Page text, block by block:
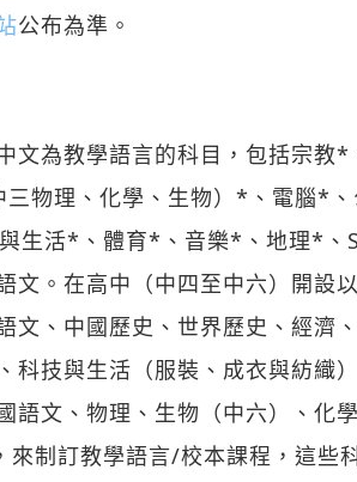
公布為準。
文為教學語言的科目，包括宗教
物理、化學、生物）*、電腦*
生活*、體育*、音樂*、地理*、
文。在高中（中四至中六）開設
文、中國歷史、世界歷史、經濟
科技與生活（服裝、成衣與紡織
語文、物理、生物（中六）、化
制訂教學語言/校本課程，這些